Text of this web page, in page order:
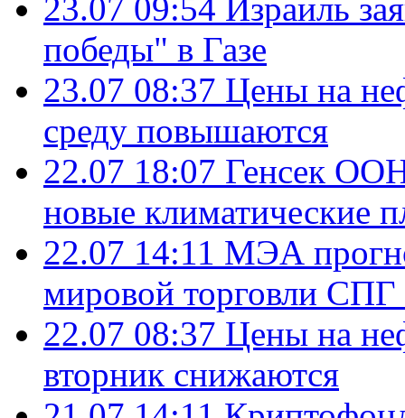
23.07 09:54 Израиль
победы" в Газе
23.07 08:37 Цены на
среду повышаются
22.07 18:07 Генсек ООН
новые климатические
22.07 14:11 МЭА
мировой торговли СПГ
22.07 08:37 Цены на
вторник снижаются